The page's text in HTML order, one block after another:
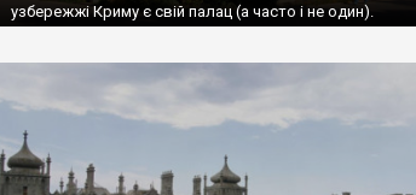
узбережжі Криму є свій палац (а часто і не один).